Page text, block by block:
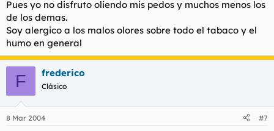
Pues yo no disfruto oliendo mis pedos y muchos menos los
de los demas.
Soy alergico a los malos olores sobre todo el tabaco y el
humo en general
F frederico
Clásico
8 Mar 2004 #7